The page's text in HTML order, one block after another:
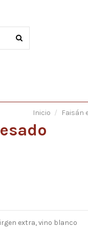
Inicio Faisán
extra, vino blanco